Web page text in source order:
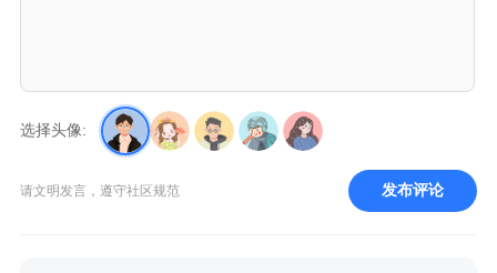
选择头像:
请文明发言，遵守社区规范 发布评论